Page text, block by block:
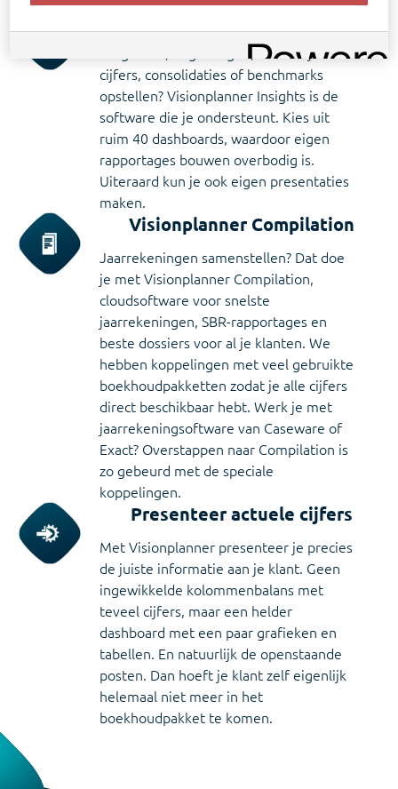
Zie in één oogopslag welk tarief voor jouw kantoor
Infine
On-premise software voor samenstellen van
Prognoses, begrotingen, tussentijdse
cijfers, consolidaties of benchmarks
opstellen? Visionplanner Insights is de
software die je ondersteunt. Kies uit
ruim 40 dashboards, waardoor eigen
rapportages bouwen overbodig is.
Uiteraard kun je ook eigen presentaties
maken.
Visionplanner Compilation
Jaarrekeningen samenstellen? Dat doe
je met Visionplanner Compilation,
cloudsoftware voor snelste
jaarrekeningen, SBR-rapportages en
beste dossiers voor al je klanten. We
hebben koppelingen met veel gebruikte
boekhoudpakketten zodat je alle cijfers
direct beschikbaar hebt. Werk je met
jaarrekeningsoftware van Caseware of
Exact? Overstappen naar Compilation is
zo gebeurd met de speciale
koppelingen.
Presenteer actuele cijfers
Met Visionplanner presenteer je precies
de juiste informatie aan je klant. Geen
ingewikkelde kolommenbalans met
teveel cijfers, maar een helder
dashboard met een paar grafieken en
tabellen. En natuurlijk de openstaande
posten. Dan hoeft je klant zelf eigenlijk
helemaal niet meer in het
boekhoudpakket te komen.